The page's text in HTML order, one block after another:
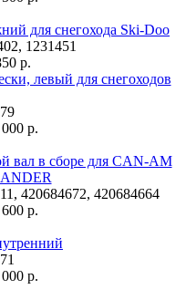
для снегохода Ski-Doo
1231451
р.
левый для снегоходов
р.
вал в сборе для CAN-AM
420684672, 420684664
р.
р.